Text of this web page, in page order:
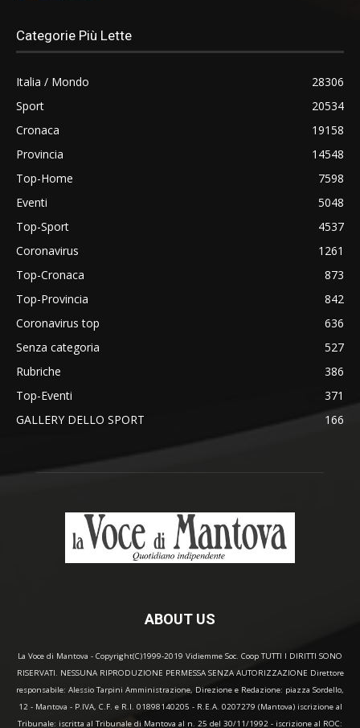
Categorie Più Lette
Italia / Mondo
28306
Sport
20534
Cronaca
19158
Provincia
14548
Top-Home
7598
Eventi
5048
Top-Sport
4537
Coronavirus
1261
Top-Cronaca
873
Top-Provincia
842
Coronavirus top
636
Senza categoria
527
Rubriche
386
Top-Eventi
371
GALLERY DELLO SPORT
166
ABOUT US
La Voce di Mantova - Copyright(C)1999-2019 Vidiemme Soc. Coop TUTTI I DIRITTI SONO
RISERVATI. NESSUNA RIPRODUZIONE PERMESSA SENZA AUTORIZZAZIONE Direttore
responsabile: Alessio Tarpini Amministrazione, Direzione e Redazione: piazza Sordello,
12 - Mantova - P.IVA, C.F. e R.I. 01898140205 - R.E.A. 0207279 (Mantova) iscrizione al
Tribunale: iscritta al Tribunale di Mantova al n. 25 del 30/11/1992 - iscrizione al ROC: